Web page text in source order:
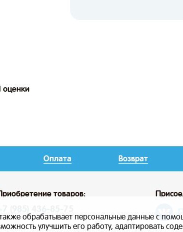
оценки
Оплата Возврат
товаров:
обрабатывает персональные данные с
улучшить его работу, адаптировать